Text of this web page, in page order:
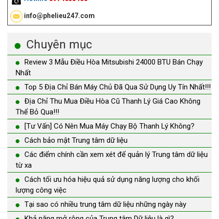
info@phelieu247.com
Chuyên mục
Review 3 Mẫu Điều Hòa Mitsubishi 24000 BTU Bán Chạy
Nhất
Top 5 Địa Chỉ Bán Máy Chủ Đã Qua Sử Dụng Uy Tín Nhất!!!
Địa Chỉ Thu Mua Điều Hòa Cũ Thanh Lý Giá Cao Không
Thể Bỏ Qua!!!
[Tư Vấn] Có Nên Mua Máy Chạy Bộ Thanh Lý Không?
Cách bảo mật Trung tâm dữ liệu
Các điểm chính cần xem xét để quản lý Trung tâm dữ liệu
từ xa
Cách tối ưu hóa hiệu quả sử dụng năng lượng cho khối
lượng công việc
Tại sao có nhiều trung tâm dữ liệu những ngày này